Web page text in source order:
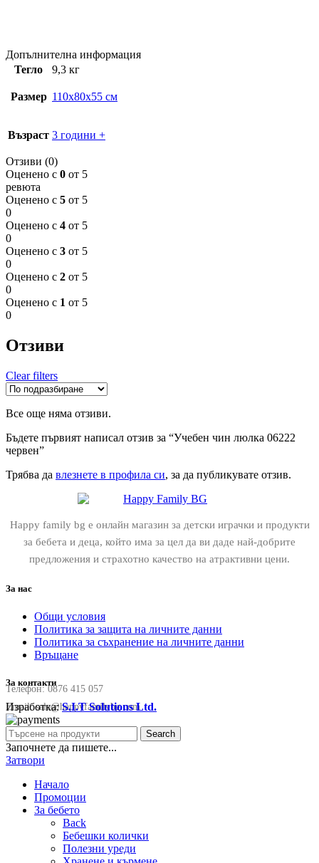
Допълнителна информация
Тегло
9,3 кг
Размер 110x80x55 см
Възраст 3 години +
Отзиви (0)
Оценено с 0 от 5
ревюта
Оценено с 5 от 5
0
Оценено с 4 от 5
0
Оценено с 3 от 5
0
Оценено с 2 от 5
0
Оценено с 1 от 5
0
Отзиви
Clear filters
Все още няма отзиви.
Бъдете първият написал отзив за “Учебен чин люлка 06222
червен”
Трябва да влезнете в профила си, за да публикувате отзив.
Happy family bg е онлайн магазин за детски играчки и продукти
за бебета и деца, който има за цел да ви даде най-добрите
предложения и страхотно качество на атрактивни цени.
За нас
Общи условия
Политика за защита на личните данни
Политика за съхранение на личните данни
Връщане
За контакти
Телефон:0876 415 057
Email:sale@happyfamilybg.com
Изработка:S.I.T Solutions Ltd.
Search
Започнете да пишете...
Затвори
Начало
Промоции
За бебето
Back
Бебешки колички
Полезни уреди